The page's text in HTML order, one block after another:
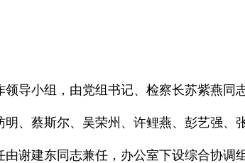
导小组，由党组书记、检察长苏紫燕同
、蔡斯尔、吴荣州、许鲤燕、彭艺强、
谢建东同志兼任，办公室下设综合协调